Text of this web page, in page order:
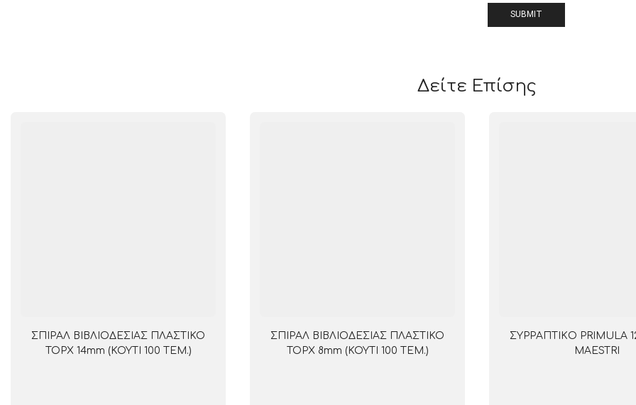
Δείτε Επίσης
ΣΠΙΡΑΛ ΒΙΒΛΙΟΔΕΣΙΑΣ ΠΛΑΣΤΙΚΟ
TOPX 14mm (ΚΟΥΤΙ 100 ΤΕΜ.)
ΣΠΙΡΑΛ ΒΙΒΛΙΟΔΕΣΙΑΣ ΠΛΑΣΤΙΚΟ
TOPX 8mm (ΚΟΥΤΙ 100 ΤΕΜ.)
ΣΥΡΡΑΠΤΙΚO PRIMULA
MAESTRI